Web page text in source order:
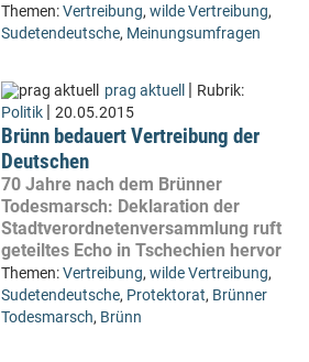
Themen:Vertreibung, wilde Vertreibung,
Sudetendeutsche, Meinungsumfragen
prag aktuell | Rubrik:
Politik | 20.05.2015
Brünn bedauert Vertreibung der
Deutschen
70 Jahre nach dem Brünner
Todesmarsch: Deklaration der
Stadtverordnetenversammlung ruft
geteiltes Echo in Tschechien hervor
Themen:Vertreibung, wilde Vertreibung,
Sudetendeutsche, Protektorat, Brünner
Todesmarsch, Brünn